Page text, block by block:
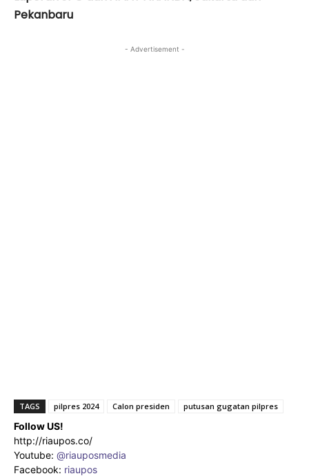
Pekanbaru
- Advertisement -
TAGS pilpres 2024 Calon presiden putusan gugatan pilpres
Follow US!
http://riaupos.co/
Youtube: @riauposmedia
Facebook: riaupos